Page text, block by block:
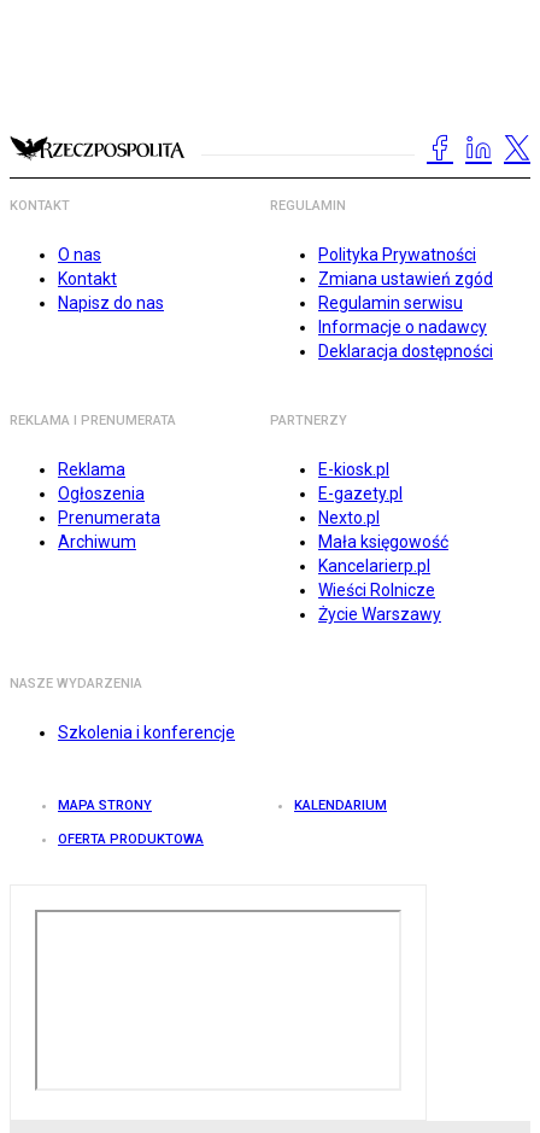
KONTAKT
O nas
Kontakt
Napisz do nas
REGULAMIN
Polityka Prywatności
Zmiana ustawień zgód
Regulamin serwisu
Informacje o nadawcy
Deklaracja dostępności
REKLAMA I PRENUMERATA
Reklama
Ogłoszenia
Prenumerata
Archiwum
PARTNERZY
E-kiosk.pl
E-gazety.pl
Nexto.pl
Mała księgowość
Kancelarierp.pl
Wieści Rolnicze
Życie Warszawy
NASZE WYDARZENIA
Szkolenia i konferencje
MAPA STRONY KALENDARIUM
OFERTA PRODUKTOWA